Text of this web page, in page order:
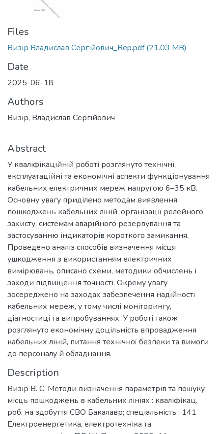
Files
Визір Владислав Сергійович_Rep.pdf(21.03 MB)
Date
2025-06-18
Authors
Визір, Владислав Сергійович
Abstract
У кваліфікаційній роботі розглянуто технічні,
експлуатаційні та економічні аспекти функціонування
кабельних електричних мереж напругою 6–35 кВ.
Основну увагу приділено методам виявлення
пошкоджень кабельних ліній, організації релейного
захисту, системам аварійного резервування та
застосуванню індикаторів короткого замикання.
Проведено аналіз способів визначення місця
ушкодження з використанням електричних
вимірювань, описано схеми, методики обчислень і
заходи підвищення точності. Окрему увагу
зосереджено на заходах забезпечення надійності
кабельних мереж, у тому числі моніторингу,
діагностиці та випробуваннях. У роботі також
розглянуто економічну доцільність впровадження
кабельних ліній, питання технічної безпеки та вимоги
до персоналу й обладнання.
Description
Визір В. С. Методи визначення параметрів та пошуку
місць пошкоджень в кабельних лініях : кваліфікац.
роб. на здобуття СВО Бакалавр; спеціальність : 141
Електроенергетика, електротехніка та